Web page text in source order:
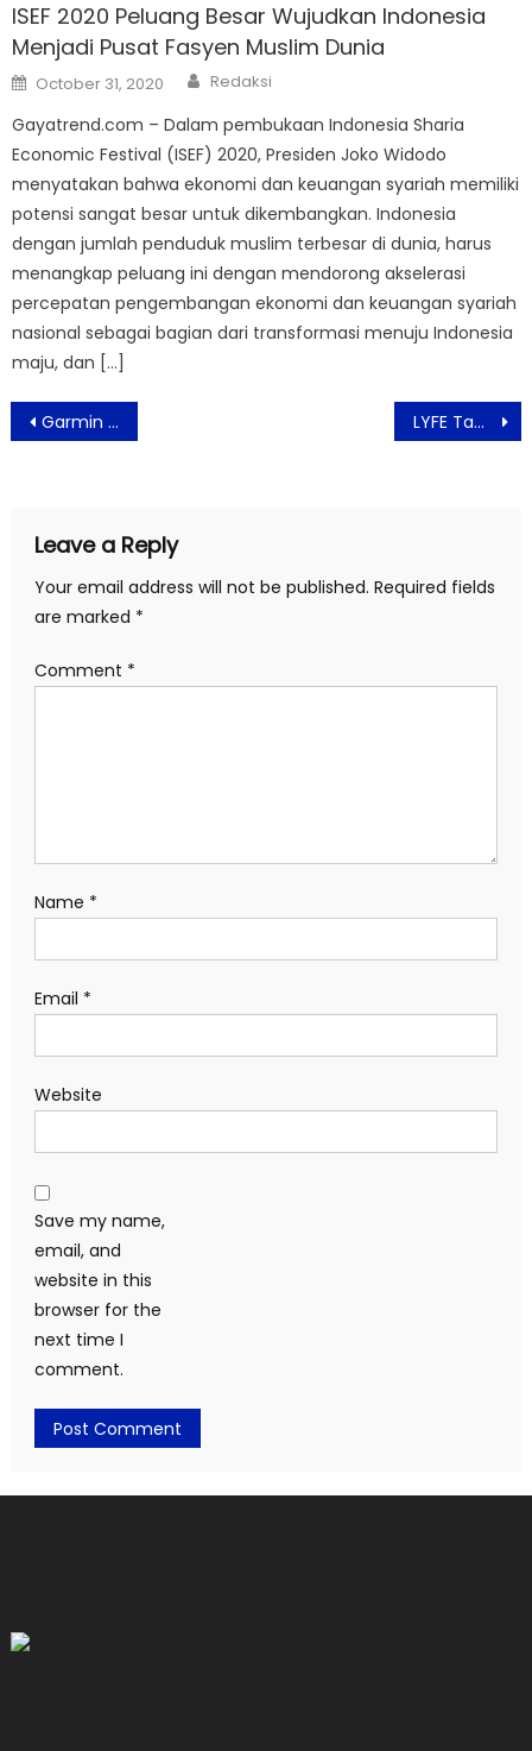
ISEF 2020 Peluang Besar Wujudkan Indonesia
Menjadi Pusat Fasyen Muslim Dunia
Posted
on
October 31, 2020 Author
Redaksi
Gayatrend.com – Dalam pembukaan Indonesia Sharia
Economic Festival (ISEF) 2020, Presiden Joko Widodo
menyatakan bahwa ekonomi dan keuangan syariah memiliki
potensi sangat besar untuk dikembangkan. Indonesia
dengan jumlah penduduk muslim terbesar di dunia, harus
menangkap peluang ini dengan mendorong akselerasi
percepatan pengembangan ekonomi dan keuangan syariah
nasional sebagai bagian dari transformasi menuju Indonesia
maju, dan […]
Post
navigation
Garmin Sematkan Teknologi Pengisian Daya Tenaga Surya LYFE Tampil Fantastis di Market Indodax
Leave a Reply
Your email address will not be published. Required fields
are marked *
Comment *
Name *
Email *
Website
Save my name,
email, and
website in this
browser for the
next time I
comment.